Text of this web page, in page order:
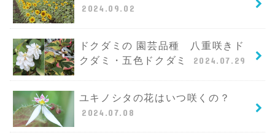
2024.09.02
ドクダミの 園芸品種 八重咲きド
クダミ・五色ドクダミ
2024.07.29
ユキノシタの花はいつ咲くの？
2024.07.08